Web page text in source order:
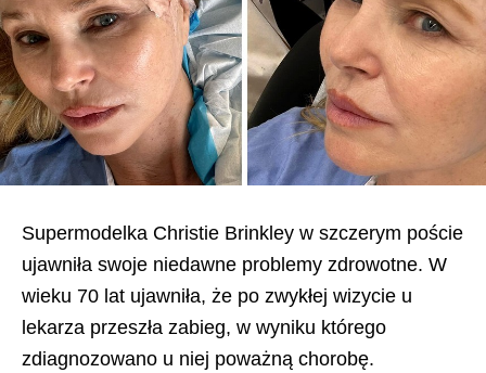
Supermodelka Christie Brinkley w szczerym poście
ujawniła swoje niedawne problemy zdrowotne. W
wieku 70 lat ujawniła, że po zwykłej wizycie u
lekarza przeszła zabieg, w wyniku którego
zdiagnozowano u niej poważną chorobę.